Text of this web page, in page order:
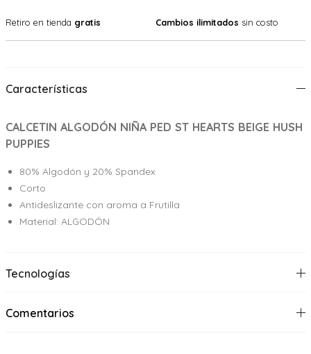
Retiro en tienda gratis Cambios ilimitados sin costo
Características
CALCETIN ALGODÓN NIÑA PED ST HEARTS BEIGE HUSH
PUPPIES
80% Algodón y 20% Spandex
Corto
Antideslizante con aroma a Frutilla
Material: ALGODÓN
Tecnologías
Comentarios